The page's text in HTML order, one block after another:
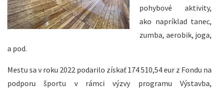
pohybové aktivity,
ako napríklad tanec,
zumba, aerobik, joga,
a pod.
Mestu sa v roku 2022 podarilo získať 174 510,54 eur z Fondu na
podporu športu v rámci výzvy programu Výstavba,